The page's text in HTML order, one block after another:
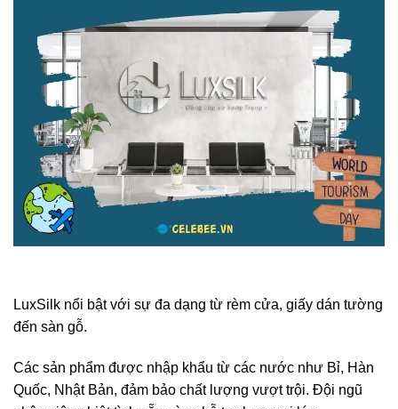
LuxSilk nổi bật với sự đa dạng từ rèm cửa, giấy dán tường
đến sàn gỗ.
Các sản phẩm được nhập khẩu từ các nước như Bỉ, Hàn
Quốc, Nhật Bản, đảm bảo chất lượng vượt trội. Đội ngũ